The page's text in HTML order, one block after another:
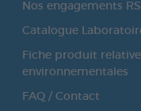
Nos engagements
Catalogue
Fiche produit
environnementales
FAQ / Contact